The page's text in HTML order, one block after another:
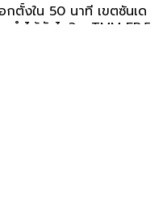
กตั้งใน 50 นาที เขตซันเด
ทำได้ยังไง? - TMM EP.5